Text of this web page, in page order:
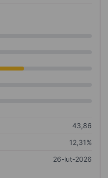
43,86
12,31%
26-lut-2026